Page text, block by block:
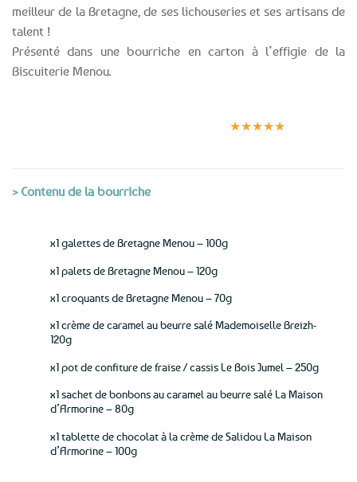
meilleur de la Bretagne, de ses lichouseries et ses artisans de
talent !
Présenté dans une bourriche en carton à l’effigie de la
Biscuiterie Menou.
★★★★★
> Contenu de la bourriche
x1 galettes de Bretagne Menou – 100g
x1 palets de Bretagne Menou – 120g
x1 croquants de Bretagne Menou – 70g
x1 crème de caramel au beurre salé Mademoiselle Breizh-
120g
x1 pot de confiture de fraise / cassis Le Bois Jumel – 250g
x1 sachet de bonbons au caramel au beurre salé La Maison
d’Armorine – 80g
x1 tablette de chocolat à la crème de Salidou La Maison
d’Armorine – 100g